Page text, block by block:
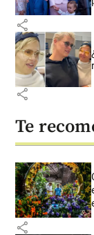
share
share
Te
share